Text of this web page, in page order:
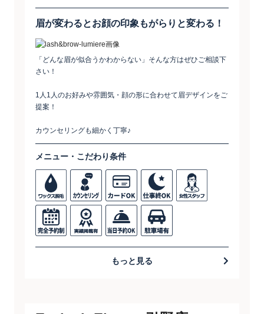
眉が変わるとお顔の印象もがらりと変わる！
「どんな眉が似合うかわからない」そんな方はぜひご相談下
さい！
1人1人のお好みや雰囲気・顔の形に合わせて眉デザインをご
提案！
カウンセリングも細かく丁寧♪
メニュー・こだわり条件
もっと見る